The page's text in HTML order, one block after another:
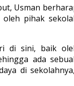
Usman
oleh pihak
di sini, baik
ada
di